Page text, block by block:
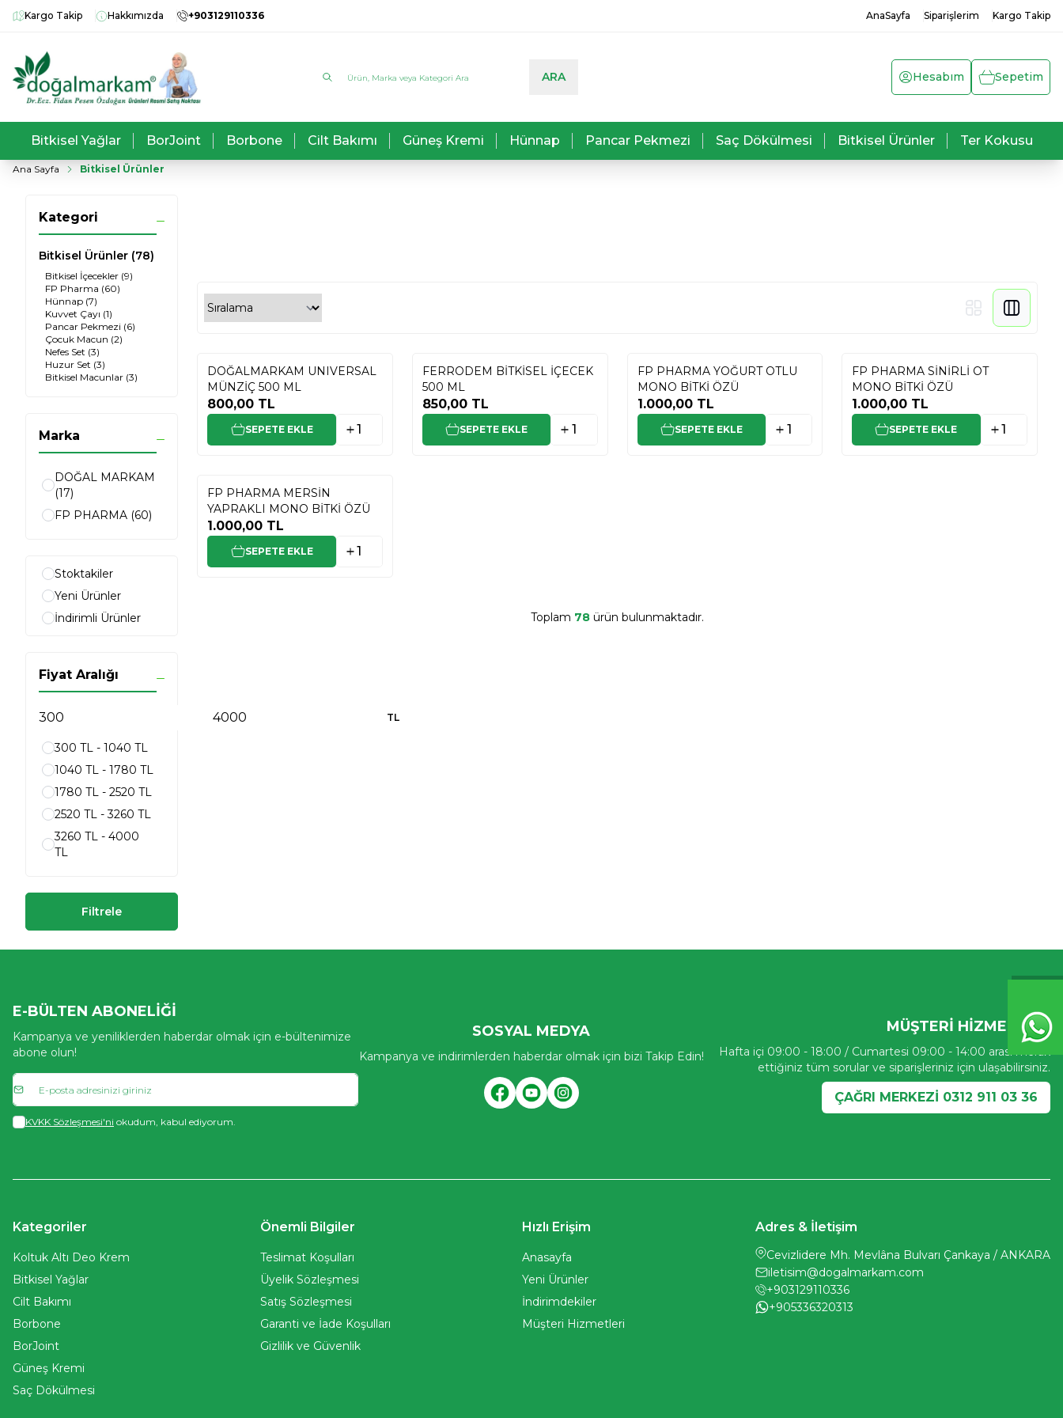
Kargo Takip Hakkımızda +903129110336 AnaSayfa Siparişlerim Kargo Takip
ARA Hesabım Sepetim
Bitkisel Yağlar BorJoint Borbone Cilt Bakımı Güneş Kremi Hünnap Pancar Pekmezi Saç Dökülmesi Bitkisel Ürünler Ter Kokusu
Ana Sayfa Bitkisel Ürünler
Kategori
Bitkisel Ürünler (78)
Bitkisel İçecekler (9)
FP Pharma (60)
Hünnap (7)
Kuvvet Çayı (1)
Pancar Pekmezi (6)
Çocuk Macun (2)
Nefes Set (3)
Huzur Set (3)
Bitkisel Macunlar (3)
Marka
DOĞAL MARKAM
(17)
FP PHARMA (60)
Stoktakiler
Yeni Ürünler
İndirimli Ürünler
Fiyat Aralığı
TL
300 TL - 1040 TL
1040 TL - 1780 TL
1780 TL - 2520 TL
2520 TL - 3260 TL
3260 TL - 4000
TL
Filtrele
DOĞALMARKAM UNIVERSAL
MÜNZİÇ 500 ML
800,00 TL
SEPETE EKLE
FERRODEM BİTKİSEL İÇECEK
500 ML
850,00TL
SEPETE EKLE
FP PHARMA YOĞURT OTLU
MONO BİTKİ ÖZÜ
1.000,00TL
SEPETE EKLE
FP PHARMA SİNİRLİ OT
MONO BİTKİ ÖZÜ
1.000,00 TL
SEPETE EKLE
FP PHARMA MERSİN
YAPRAKLI MONO BİTKİ ÖZÜ
1.000,00 TL
SEPETE EKLE
Toplam 78 ürün bulunmaktadır.
E-BÜLTEN ABONELIĞI
Kampanya ve yeniliklerden haberdar olmak için e-bültenimize
abone olun!
KVKK Sözleşmesi'ni okudum, kabul ediyorum.
SOSYAL MEDYA
Kampanya ve indirimlerden haberdar olmak için bizi Takip Edin!
MÜŞTERI HIZMETLERI
Hafta içi 09:00 - 18:00 / Cumartesi 09:00 - 14:00 arası merak
ettiğiniz tüm sorular ve siparişleriniz için ulaşabilirsiniz.
ÇAĞRI MERKEZİ 0312 911 03 36
Kategoriler
Koltuk Altı Deo Krem
Bitkisel Yağlar
Cilt Bakımı
Borbone
BorJoint
Güneş Kremi
Saç Dökülmesi
Önemli Bilgiler
Teslimat Koşulları
Üyelik Sözleşmesi
Satış Sözleşmesi
Garanti ve İade Koşulları
Gizlilik ve Güvenlik
Hızlı Erişim
Anasayfa
Yeni Ürünler
İndirimdekiler
Müşteri Hizmetleri
Adres & İletişim
Cevizlidere Mh. Mevlâna Bulvarı Çankaya / ANKARA
iletisim@dogalmarkam.com
+903129110336
+905336320313